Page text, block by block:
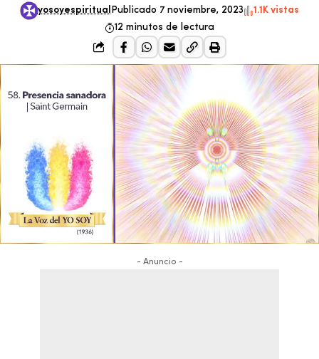
yosoyespiritual Publicado 7 noviembre, 2023
1.1K vistas
12 minutos de lectura
- Anuncio -